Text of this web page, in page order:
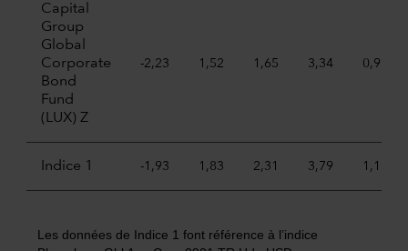
Capital
Group
Global
Corporate
Bond
Fund
(LUX) Z
-2,23 1,52 1,65 3,34 0,91
Indice 1 -1,93 1,83 2,31 3,79 1,16
Les données de Indice 1 font référence à l’indice